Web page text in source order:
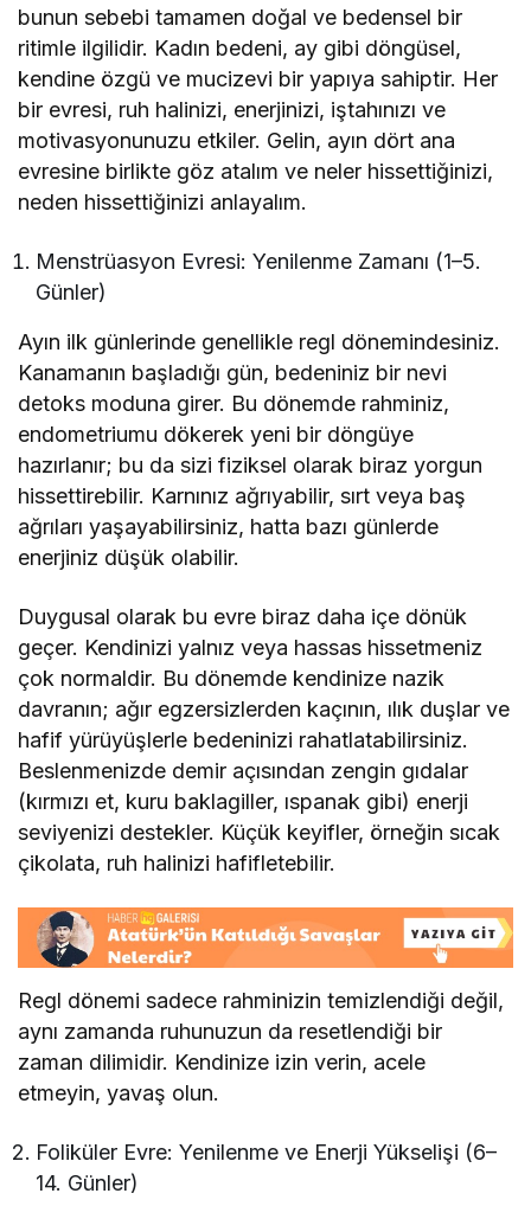
bunun sebebi tamamen doğal ve bedensel bir
ritimle ilgilidir. Kadın bedeni, ay gibi döngüsel,
kendine özgü ve mucizevi bir yapıya sahiptir. Her
bir evresi, ruh halinizi, enerjinizi, iştahınızı ve
motivasyonunuzu etkiler. Gelin, ayın dört ana
evresine birlikte göz atalım ve neler hissettiğinizi,
neden hissettiğinizi anlayalım.
Menstrüasyon Evresi: Yenilenme Zamanı (1–5.
Günler)
Ayın ilk günlerinde genellikle regl dönemindesiniz.
Kanamanın başladığı gün, bedeniniz bir nevi
detoks moduna girer. Bu dönemde rahminiz,
endometriumu dökerek yeni bir döngüye
hazırlanır; bu da sizi fiziksel olarak biraz yorgun
hissettirebilir. Karnınız ağrıyabilir, sırt veya baş
ağrıları yaşayabilirsiniz, hatta bazı günlerde
enerjiniz düşük olabilir.
Duygusal olarak bu evre biraz daha içe dönük
geçer. Kendinizi yalnız veya hassas hissetmeniz
çok normaldir. Bu dönemde kendinize nazik
davranın; ağır egzersizlerden kaçının, ılık duşlar ve
hafif yürüyüşlerle bedeninizi rahatlatabilirsiniz.
Beslenmenizde demir açısından zengin gıdalar
(kırmızı et, kuru baklagiller, ıspanak gibi) enerji
seviyenizi destekler. Küçük keyifler, örneğin sıcak
çikolata, ruh halinizi hafifletebilir.
Regl dönemi sadece rahminizin temizlendiği değil,
aynı zamanda ruhunuzun da resetlendiği bir
zaman dilimidir. Kendinize izin verin, acele
etmeyin, yavaş olun.
Foliküler Evre: Yenilenme ve Enerji Yükselişi (6–
14. Günler)